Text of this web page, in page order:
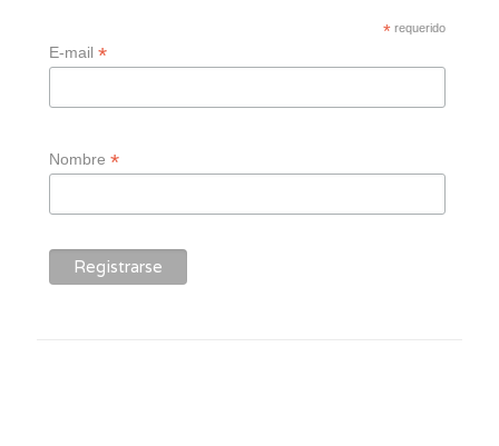
* requerido
E-mail*
Nombre*